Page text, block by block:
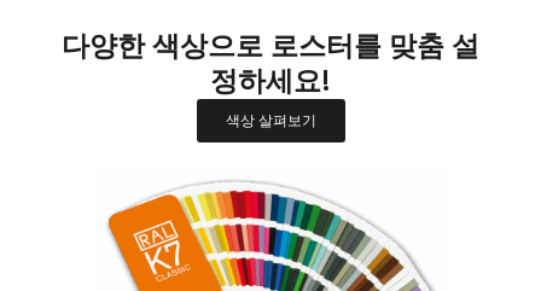
다양한 색상으로 로스터를 맞춤 설
정하세요!
색상 살펴보기